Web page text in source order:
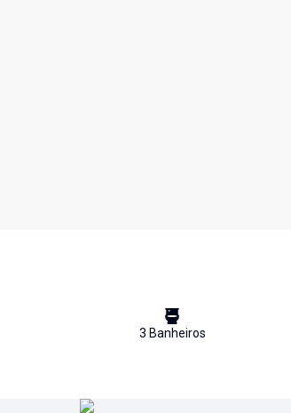
3 Banheiros